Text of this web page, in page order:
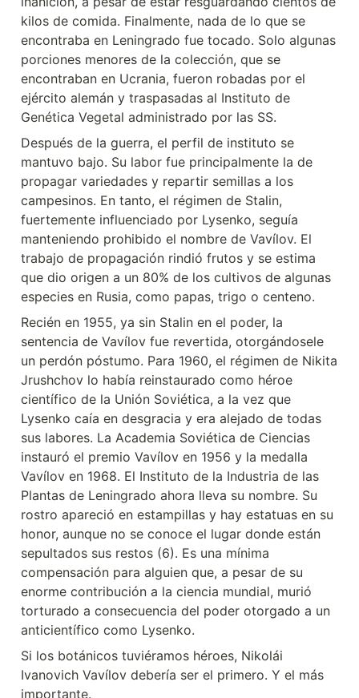
kilos de comida. Finalmente, nada de lo que se
encontraba en Leningrado fue tocado. Solo algunas
porciones menores de la colección, que se
encontraban en Ucrania, fueron robadas por el
ejército alemán y traspasadas al Instituto de
Genética Vegetal administrado por las SS.
Después de la guerra, el perfil de instituto se
mantuvo bajo. Su labor fue principalmente la de
propagar variedades y repartir semillas a los
campesinos. En tanto, el régimen de Stalin,
fuertemente influenciado por Lysenko, seguía
manteniendo prohibido el nombre de Vavílov. El
trabajo de propagación rindió frutos y se estima
que dio origen a un 80% de los cultivos de algunas
especies en Rusia, como papas, trigo o centeno.
Recién en 1955, ya sin Stalin en el poder, la
sentencia de Vavílov fue revertida, otorgándosele
un perdón póstumo. Para 1960, el régimen de Nikita
Jrushchov lo había reinstaurado como héroe
científico de la Unión Soviética, a la vez que
Lysenko caía en desgracia y era alejado de todas
sus labores. La Academia Soviética de Ciencias
instauró el premio Vavílov en 1956 y la medalla
Vavílov en 1968. El Instituto de la Industria de las
Plantas de Leningrado ahora lleva su nombre. Su
rostro apareció en estampillas y hay estatuas en su
honor, aunque no se conoce el lugar donde están
sepultados sus restos (6). Es una mínima
compensación para alguien que, a pesar de su
enorme contribución a la ciencia mundial, murió
torturado a consecuencia del poder otorgado a un
anticientífico como Lysenko.
Si los botánicos tuviéramos héroes, Nikolái
Ivanovich Vavílov debería ser el primero. Y el más
importante.